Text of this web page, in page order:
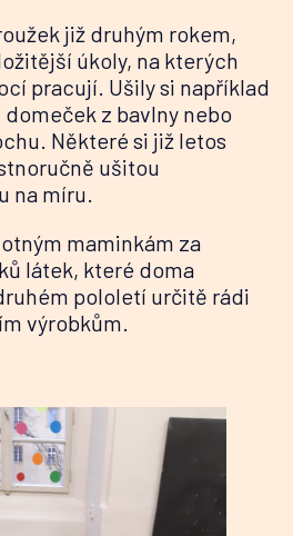
již druhým rokem,
úkoly, na kterých
pracují. Ušily si například
z bavlny nebo
Některé si již letos
ušitou
na míru.
maminkám za
látek, které doma
pololetí určitě rádi
výrobkům.